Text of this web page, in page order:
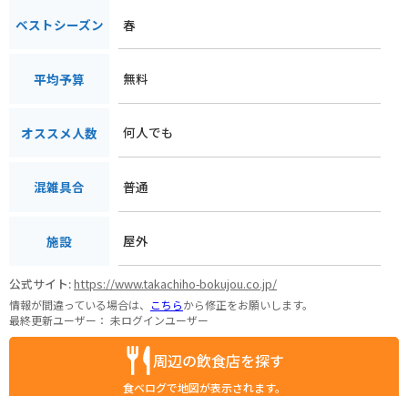
ベストシーズン 春
平均予算 無料
オススメ人数 何人でも
混雑具合 普通
施設 屋外
公式サイト:https://www.takachiho-bokujou.co.jp/
情報が間違っている場合は、 こちらから修正をお願いします。
最終更新ユーザー： 未ログインユーザー
周辺の飲食店を探す
食べログで地図が表示されます。